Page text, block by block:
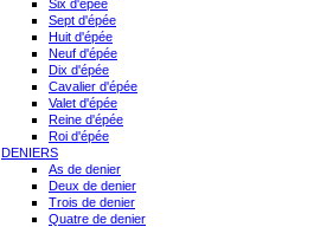
Six d'épée
Sept d'épée
Huit d'épée
Neuf d'épée
Dix d'épée
Cavalier d'épée
Valet d'épée
Reine d'épée
Roi d'épée
DENIERS
As de denier
Deux de denier
Trois de denier
Quatre de denier